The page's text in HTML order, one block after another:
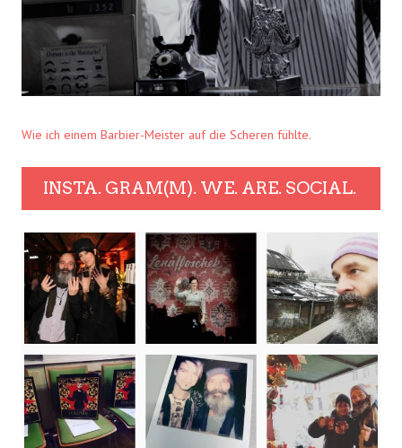
Wie ich einem Barbier-Meister auf die Scheren fühlte.
INSTA. GRAM(M). WE. ARE. SOCIAL.